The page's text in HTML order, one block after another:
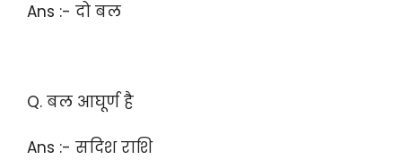
Ans :- दो बल
Q. बल आघूर्ण है
Ans :- सदिश राशि